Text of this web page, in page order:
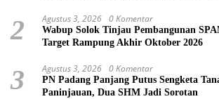
2 Agustus 3, 2026 0 Komentar
Wabup Solok Tinjau Pembangunan
Target Rampung Akhir Oktober 2026
3 Agustus 3, 2026 0 Komentar
PN Padang Panjang Putus Sengketa
Paninjauan, Dua SHM Jadi Sorotan